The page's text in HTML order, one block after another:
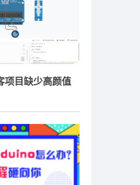
项目缺少高颜值